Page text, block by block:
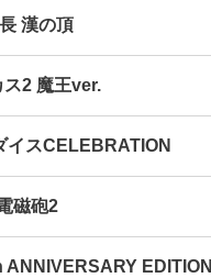
漢の頂
2 魔王ver.
イスCELEBRATION
磁砲2
ANNIVERSARY EDITION